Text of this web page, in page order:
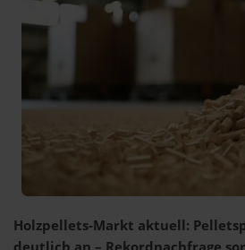
Holzpellets-Markt aktuell: